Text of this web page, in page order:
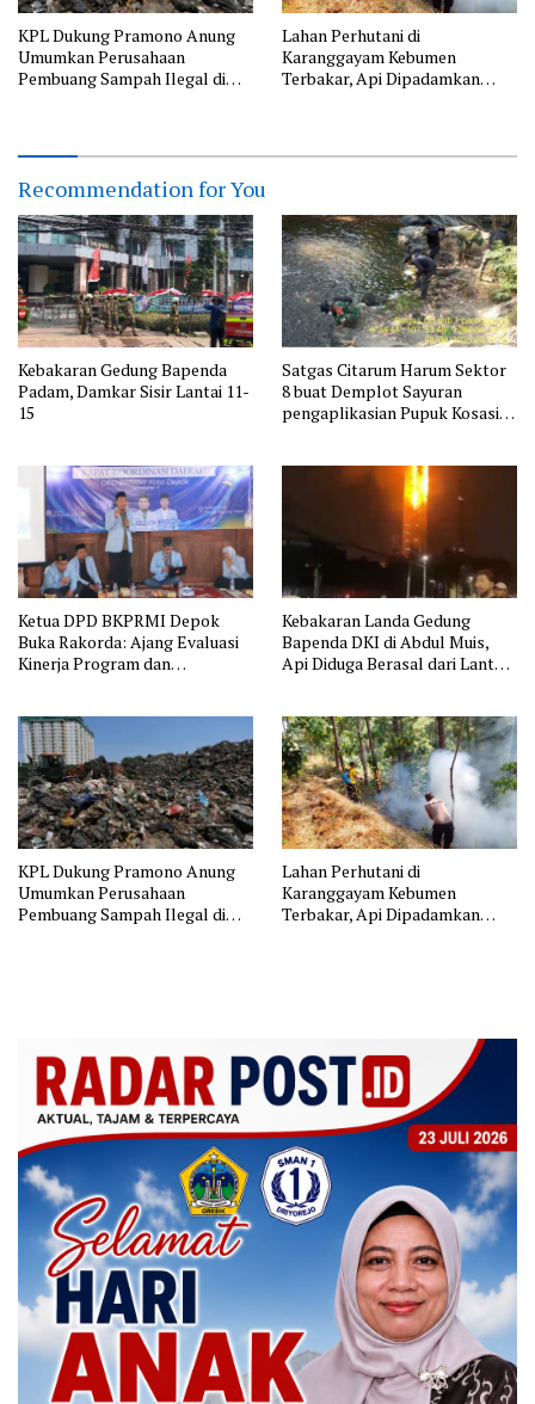
KPL Dukung Pramono Anung
Umumkan Perusahaan
Pembuang Sampah Ilegal di
Lahan Perhutani di
Karanggayam Kebumen
Terbakar, Api Dipadamkan
Recommendation for You
Kebakaran Gedung Bapenda
Padam, Damkar Sisir Lantai 11-
15
Satgas Citarum Harum Sektor
8 buat Demplot Sayuran
pengaplikasian Pupuk Kosasih
Ternak di Wilayah Binaan
Ketua DPD BKPRMI Depok
Buka Rakorda: Ajang Evaluasi
Kinerja Program dan
Kebakaran Landa Gedung
Bapenda DKI di Abdul Muis,
Api Diduga Berasal dari Lantai
KPL Dukung Pramono Anung
Umumkan Perusahaan
Pembuang Sampah Ilegal di
Lahan Perhutani di
Karanggayam Kebumen
Terbakar, Api Dipadamkan